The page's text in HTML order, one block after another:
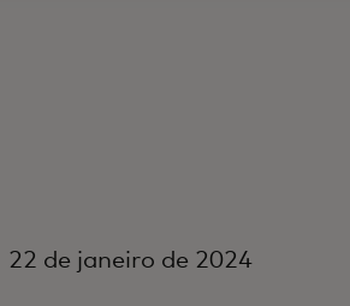
22 de janeiro de 2024